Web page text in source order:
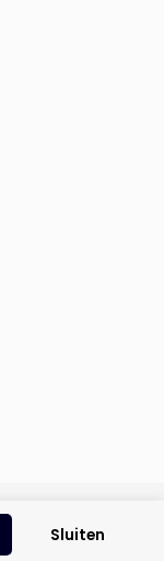
Sluiten
Cookie beleid